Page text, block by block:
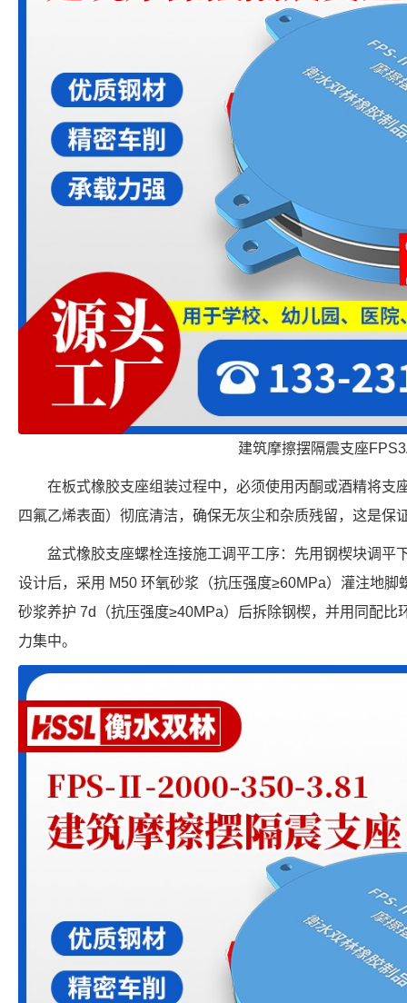
建筑摩擦摆隔震支座
在板式橡胶支座组装过程中，必须使用丙酮或酒精将支
四氟乙烯表面）彻底清洁，确保无灰尘和杂质残留，这是保
盆式橡胶支座螺栓连接施工调平工序：先用钢楔块调平
设计后，采用 M50 环氧砂浆（抗压强度≥60MPa）灌注地
砂浆养护 7d（抗压强度≥40MPa）后拆除钢楔，并用同配比
力集中。